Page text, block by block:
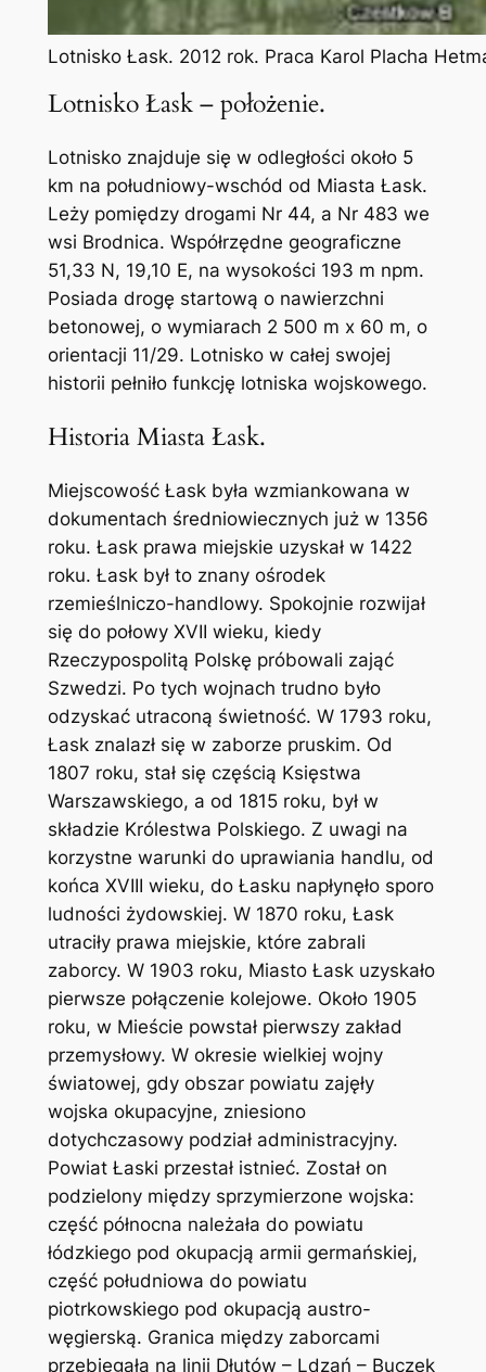
Lotnisko Łask. 2012 rok. Praca Karol Placha
Lotnisko Łask – położenie.
Lotnisko znajduje się w odległości około 5
km na południowy-wschód od Miasta Łask.
Leży pomiędzy drogami Nr 44, a Nr 483 we
wsi Brodnica. Współrzędne geograficzne
51,33 N, 19,10 E, na wysokości 193 m npm.
Posiada drogę startową o nawierzchni
betonowej, o wymiarach 2 500 m x 60 m, o
orientacji 11/29. Lotnisko w całej swojej
historii pełniło funkcję lotniska wojskowego.
Historia Miasta Łask.
Miejscowość Łask była wzmiankowana w
dokumentach średniowiecznych już w 1356
roku. Łask prawa miejskie uzyskał w 1422
roku. Łask był to znany ośrodek
rzemieślniczo-handlowy. Spokojnie rozwijał
się do połowy XVII wieku, kiedy
Rzeczypospolitą Polskę próbowali zająć
Szwedzi. Po tych wojnach trudno było
odzyskać utraconą świetność. W 1793 roku,
Łask znalazł się w zaborze pruskim. Od
1807 roku, stał się częścią Księstwa
Warszawskiego, a od 1815 roku, był w
składzie Królestwa Polskiego. Z uwagi na
korzystne warunki do uprawiania handlu, od
końca XVIII wieku, do Łasku napłynęło sporo
ludności żydowskiej. W 1870 roku, Łask
utraciły prawa miejskie, które zabrali
zaborcy. W 1903 roku, Miasto Łask uzyskało
pierwsze połączenie kolejowe. Około 1905
roku, w Mieście powstał pierwszy zakład
przemysłowy. W okresie wielkiej wojny
światowej, gdy obszar powiatu zajęły
wojska okupacyjne, zniesiono
dotychczasowy podział administracyjny.
Powiat Łaski przestał istnieć. Został on
podzielony między sprzymierzone wojska:
część północna należała do powiatu
łódzkiego pod okupacją armii germańskiej,
część południowa do powiatu
piotrkowskiego pod okupacją austro-
węgierską. Granica między zaborcami
przebiegała na linii Dłutów – Ldzań – Buczek